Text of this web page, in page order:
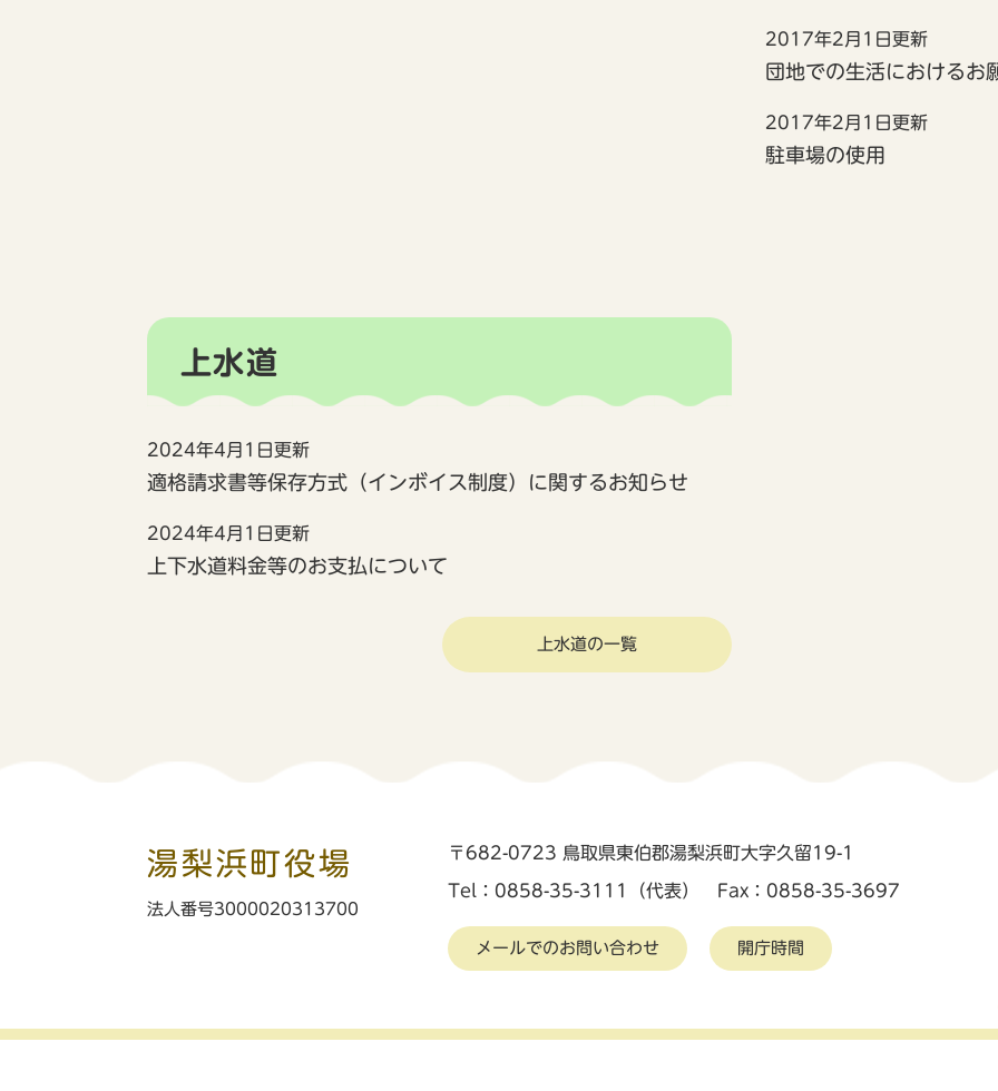
2017年2月1日更新
団地での生活におけるお
2017年2月1日更新
駐車場の使用
上水道
2024年4月1日更新
適格請求書等保存方式（インボイス制度）に関するお知らせ
2024年4月1日更新
上下水道料金等のお支払について
上水道の一覧
湯梨浜町役場
法人番号3000020313700
〒682-0723 鳥取県東伯郡湯梨浜町大字久留19-1
Tel：0858-35-3111（代表） Fax：0858-35-3697
メールでのお問い合わせ 開庁時間